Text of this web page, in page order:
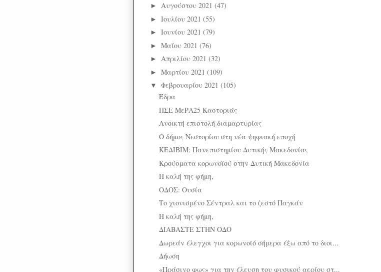
► Αυγούστου 2021 (47)
► Ιουλίου 2021 (55)
► Ιουνίου 2021 (79)
► Μαΐου 2021 (76)
► Απριλίου 2021 (32)
► Μαρτίου 2021 (109)
▼ Φεβρουαρίου 2021 (105)
Έδρα
ΠΣΕ ΜεΡΑ25 Καστοριάς
Ανοικτή επιστολή διαμαρτυρίας
Ο δήμος Νεστορίου στη νέα ψηφιακή εποχή
ΚΕΔΙΒΙΜ: Πανεπιστημίου Δυτικής Μακεδονίας
Κρούσματα κορωνοϊού στην Δυτική Μακεδονία
Η καλή της φήμη,
ΟΔΟΣ: Ουσία
Το χιονισμένο Σέντραλ και το ζεστό Παγκάν
Η καλή της φήμη,
ΔΙΑΒΑΣΤΕ ΣΤΗΝ ΟΔΟ
Δωρεάν έλεγχοι για κορωνοϊό σήμερα έξω από το διοι...
Δήωση
«Πράσινο φως» για την έλευση του φυσικού αερίου στ...